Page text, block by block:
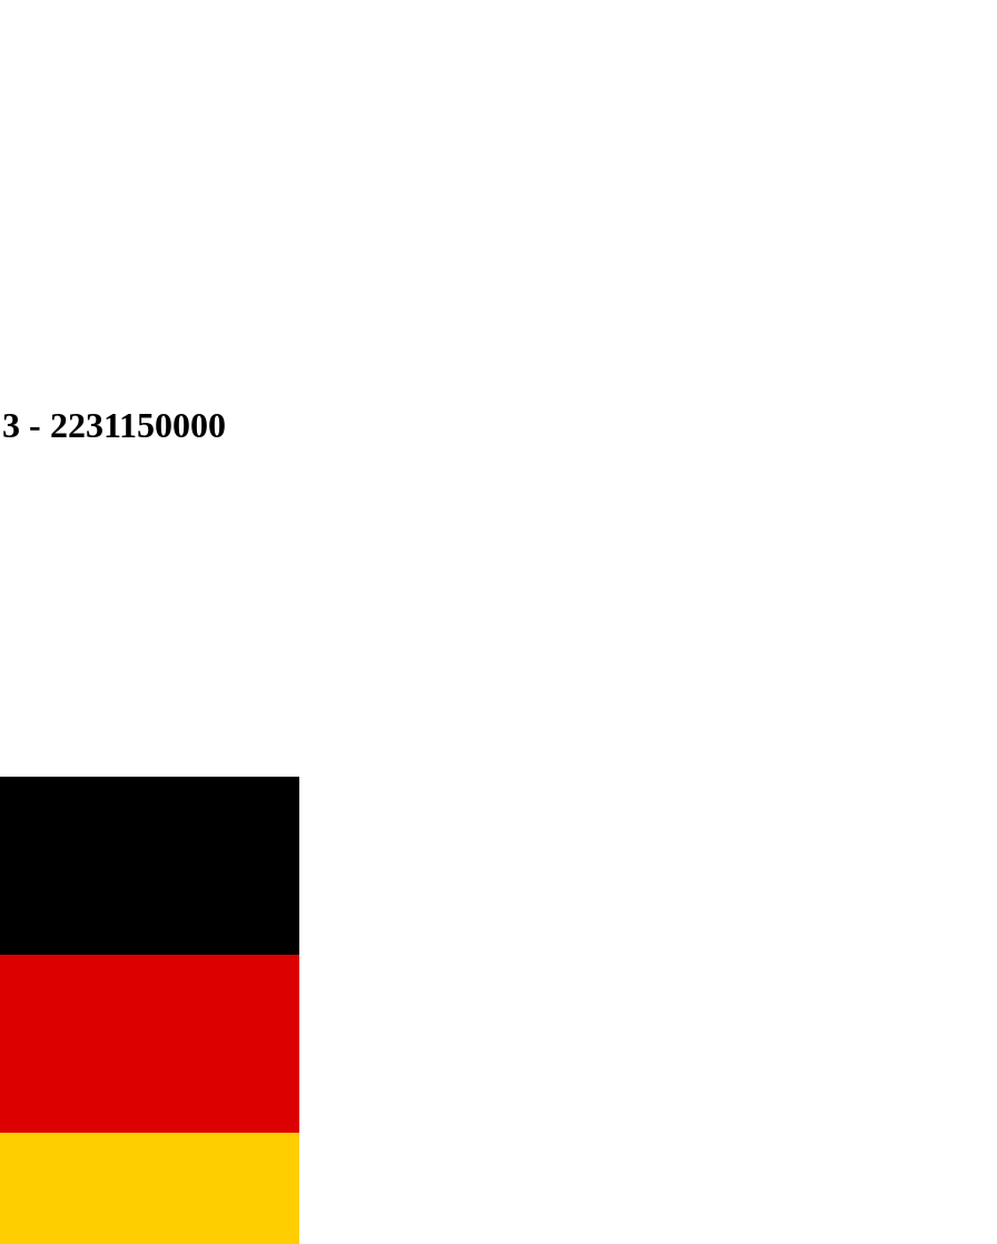
- 2231150000